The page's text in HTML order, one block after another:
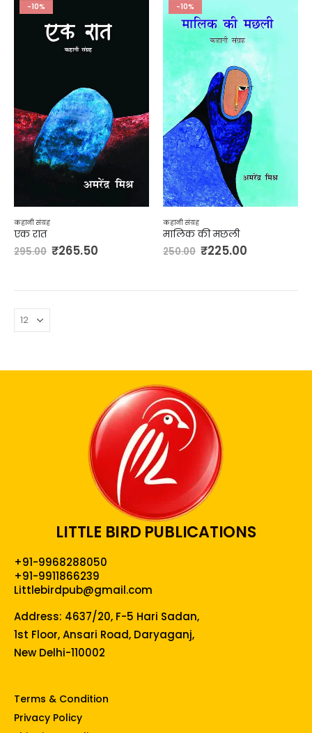
-10%
कहानी संग्रह
एक रात
295.00 ₹265.50
-10%
कहानी संग्रह
मालिक की मछली
250.00 ₹225.00
LITTLE BIRD PUBLICATIONS
+91-9968288050
+91-9911866239
Littlebirdpub@gmail.com
Address: 4637/20, F-5 Hari Sadan,
1st Floor, Ansari Road, Daryaganj,
New Delhi-110002
Terms & Condition
Privacy Policy